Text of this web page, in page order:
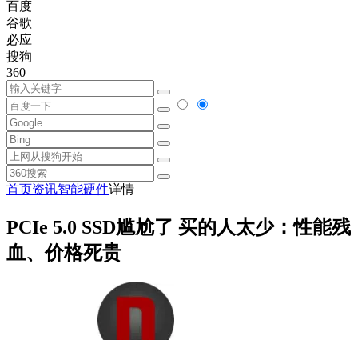
百度
谷歌
必应
搜狗
360
首页资讯智能硬件详情
PCIe 5.0 SSD尴尬了 买的人太少：性能残
血、价格死贵